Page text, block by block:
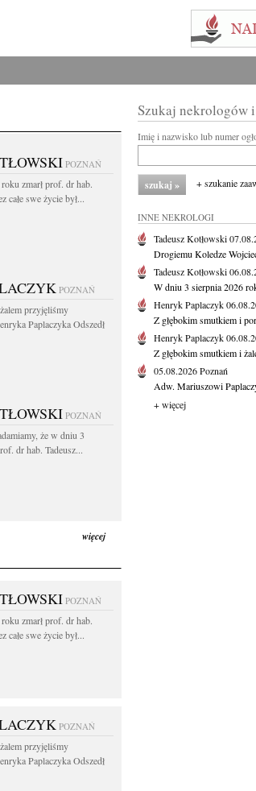
POZNAŃ
zmarł prof. dr hab.
całe swe życie był...
POZNAŃ
przyjęliśmy
Paplaczyka Odszedł
POZNAŃ
że w dniu 3
dr hab. Tadeusz...
więcej
POZNAŃ
zmarł prof. dr hab.
całe swe życie był...
POZNAŃ
przyjęliśmy
Paplaczyka Odszedł
Szukaj nekrologów
Imię i nazwisko lub numer
+ szukanie
INNE NEKROLOGI
Tadeusz Kotłowski
Drogiemu Koledze
Tadeusz Kotłowski
W dniu 3 sierpnia 2026
Henryk Paplaczyk
Z głębokim smutkiem i
Henryk Paplaczyk
Z głębokim smutkiem i
05.08.2026Poznań
Adw. Mariuszowi
+ więcej